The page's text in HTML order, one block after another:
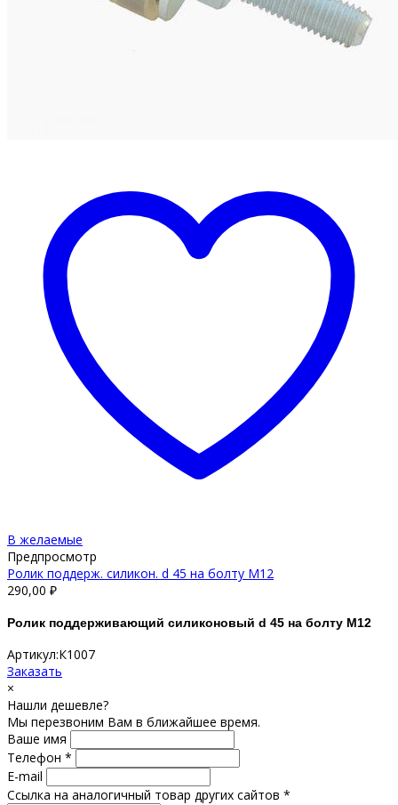
В желаемые
Предпросмотр
Ролик поддерж. силикон. d 45 на болту М12
290,00 ₽
Ролик поддерживающий силиконовый d 45 на болту М12
Артикул:К1007
Заказать
×
Нашли дешевле?
Мы перезвоним Вам в ближайшее время.
Ваше имя
Телефон *
E-mail
Ссылка на аналогичный товар других сайтов *